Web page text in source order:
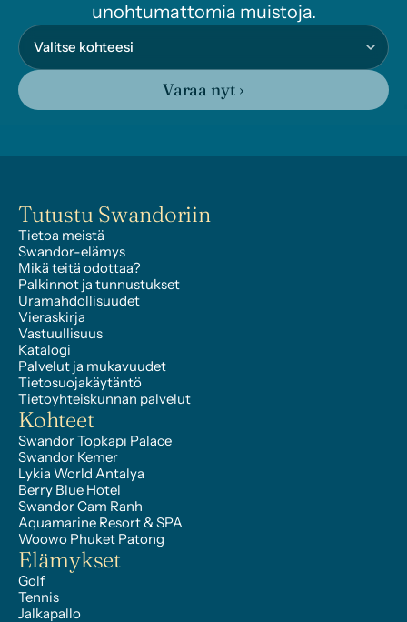
unohtumattomia muistoja.
Varaa nyt ›
Tutustu Swandoriin
Tietoa meistä
Swandor-elämys
Mikä teitä odottaa?
Palkinnot ja tunnustukset
Uramahdollisuudet
Vieraskirja
Vastuullisuus
Katalogi
Palvelut ja mukavuudet
Tietosuojakäytäntö
Tietoyhteiskunnan palvelut
Kohteet
Swandor Topkapı Palace
Swandor Kemer
Lykia World Antalya
Berry Blue Hotel
Swandor Cam Ranh
Aquamarine Resort & SPA
Woowo Phuket Patong
Elämykset
Golf
Tennis
Jalkapallo